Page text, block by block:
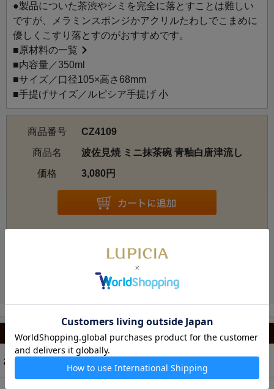
●製品についた茶渋やシミを完全に落とすことは難しい
ですが、メラミンスポンジかアクリルたわしでこまめに
優しくこすり落とすのがおすすめです。
■原材料の一覧
■内容量／350ml
■サイズ／口径105×高さ68mm
■手提げサイズ／ルピシア手提げ 小
商品番号
CZ4109
商品名
波佐見焼 ミニ抹茶碗 青釉白唐津流し
価格
3,080円
カテゴリから選ぶ
お茶